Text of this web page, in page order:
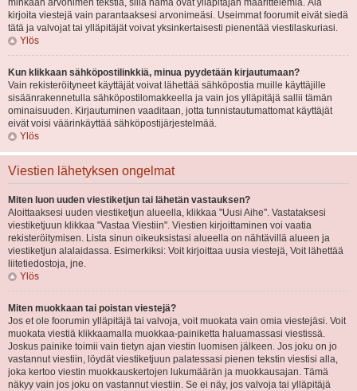
minkään arvonimen tekstiä, sillä nämä ovat ylläpitäjän määrittelemiä. Älä
kirjoita viestejä vain parantaaksesi arvonimeäsi. Useimmat foorumit eivät siedä
tätä ja valvojat tai ylläpitäjät voivat yksinkertaisesti pienentää viestilaskuriasi.
Ylös
Kun klikkaan sähköpostilinkkiä, minua pyydetään kirjautumaan?
Vain rekisteröityneet käyttäjät voivat lähettää sähköpostia muille käyttäjille
sisäänrakennetulla sähköpostilomakkeella ja vain jos ylläpitäjä sallii tämän
ominaisuuden. Kirjautuminen vaaditaan, jotta tunnistautumattomat käyttäjät
eivät voisi väärinkäyttää sähköpostijärjestelmää.
Ylös
Viestien lähetyksen ongelmat
Miten luon uuden viestiketjun tai lähetän vastauksen?
Aloittaaksesi uuden viestiketjun alueella, klikkaa "Uusi Aihe". Vastataksesi
viestiketjuun klikkaa "Vastaa Viestiin". Viestien kirjoittaminen voi vaatia
rekisteröitymisen. Lista sinun oikeuksistasi alueella on nähtävillä alueen ja
viestiketjun alalaidassa. Esimerkiksi: Voit kirjoittaa uusia viestejä, Voit lähettää
liitetiedostoja, jne.
Ylös
Miten muokkaan tai poistan viestejä?
Jos et ole foorumin ylläpitäjä tai valvoja, voit muokata vain omia viestejäsi. Voit
muokata viestiä klikkaamalla muokkaa-painiketta haluamassasi viestissä.
Joskus painike toimii vain tietyn ajan viestin luomisen jälkeen. Jos joku on jo
vastannut viestiin, löydät viestiketjuun palatessasi pienen tekstin viestisi alla,
joka kertoo viestin muokkauskertojen lukumäärän ja muokkausajan. Tämä
näkyy vain jos joku on vastannut viestiin. Se ei näy, jos valvoja tai ylläpitäjä